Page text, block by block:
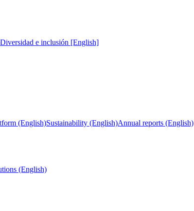
Diversidad e inclusión [English]
(English)Sustainability (English)Annual reports (English)
(English)